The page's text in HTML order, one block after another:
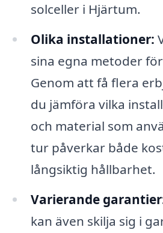
solceller i Hjärtum.
Olika installationer:
sina egna metoder
Genom att få flera
du jämföra vilka
och material som
tur påverkar både
långsiktig hållbarhet.
Varierande
kan även skilja sig i